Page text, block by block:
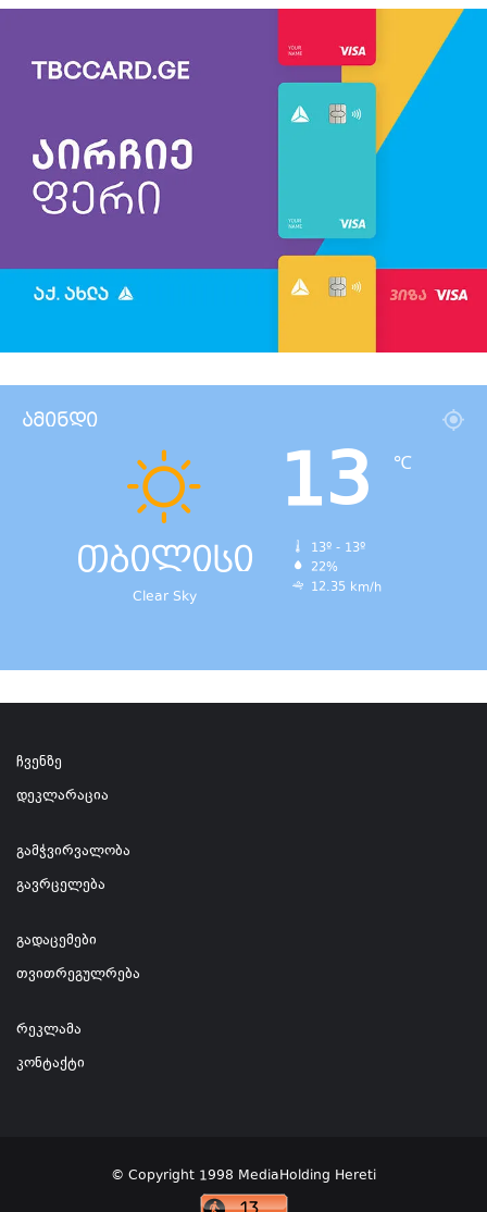
ამინდი
თბილისი
Clear Sky
13 ℃
13º - 13º
22%
12.35 km/h
ჩვენზე
დეკლარაცია
გამჭვირვალობა
გავრცელება
გადაცემები
თვითრეგულრება
რეკლამა
კონტაქტი
© Copyright 1998 MediaHolding Hereti